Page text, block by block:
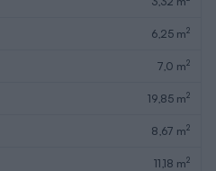
6,25 m2
7,0 m2
19,85 m2
8,67 m2
11,18 m2